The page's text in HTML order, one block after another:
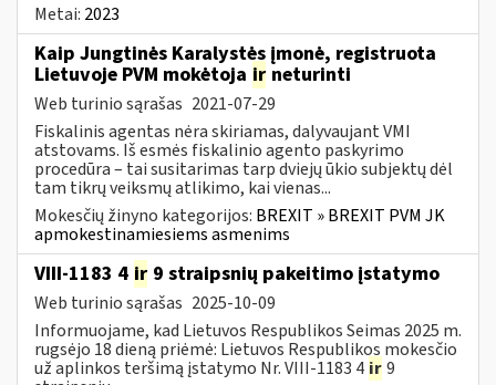
Metai: 2023
Kaip Jungtinės Karalystės įmonė, registruota
Lietuvoje PVM mokėtoja ir neturinti
Web turinio sąrašas 2021-07-29
Fiskalinis agentas nėra skiriamas, dalyvaujant VMI
atstovams. Iš esmės fiskalinio agento paskyrimo
procedūra – tai susitarimas tarp dviejų ūkio subjektų dėl
tam tikrų veiksmų atlikimo, kai vienas...
Mokesčių žinyno kategorijos: BREXIT » BREXIT PVM JK
apmokestinamiesiems asmenims
VIII-1183 4 ir 9 straipsnių pakeitimo įstatymo
Web turinio sąrašas 2025-10-09
Informuojame, kad Lietuvos Respublikos Seimas 2025 m.
rugsėjo 18 dieną priėmė: Lietuvos Respublikos mokesčio
už aplinkos teršimą įstatymo Nr. VIII-1183 4 ir9